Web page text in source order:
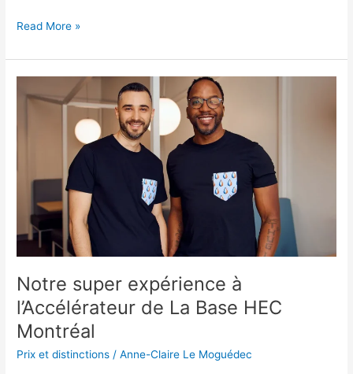
Read More »
Notre super expérience à
l’Accélérateur de La Base HEC
Montréal
Prix et distinctions /Anne-Claire Le Moguédec
super
l’Accélérateur
de
Base
HEC
Montréal